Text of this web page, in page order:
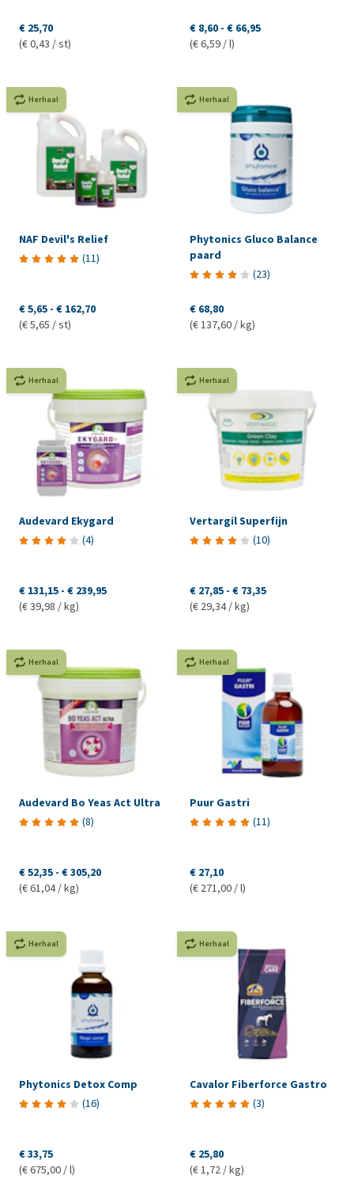
€ 25,70
(€ 0,43 / st)
€ 8,60 - € 66,95
(€ 6,59 / l)
Herhaal
NAF Devil's Relief
(11)
€ 5,65 - € 162,70
(€ 5,65 / st)
Herhaal
Phytonics Gluco Balance
paard
(23)
€ 68,80
(€ 137,60 / kg)
Herhaal
Audevard Ekygard
(4)
€ 131,15 - € 239,95
(€ 39,98 / kg)
Herhaal
Vertargil Superfijn
(10)
€ 27,85 - € 73,35
(€ 29,34 / kg)
Herhaal
Audevard Bo Yeas Act Ultra
(8)
€ 52,35 - € 305,20
(€ 61,04 / kg)
Herhaal
Puur Gastri
(11)
€ 27,10
(€ 271,00 / l)
Herhaal
Phytonics Detox Comp
(16)
€ 33,75
(€ 675,00 / l)
Herhaal
Cavalor Fiberforce Gastro
(3)
€ 25,80
(€ 1,72 / kg)